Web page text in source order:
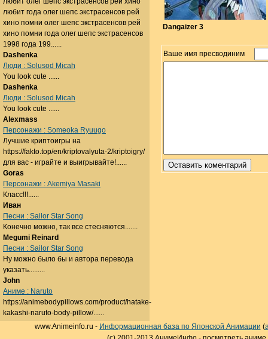
Dangaizer 3
Ваше имя пресводиним
любит года олег шепс экстрасенсов рей
хино помни олег шепс экстрасенсов рей
хино помни года олег шепс экстрасенсов
1998 года 199......
Dashenka
Люди : Solusod Micah
You look cute ......
Dashenka
Люди : Solusod Micah
You look cute ......
Alexmass
Персонажи : Someoka Ryuugo
Лучшие криптоигры на
https://fakto.top/en/kriptovalyuta-2/kriptoigry/
для вас - играйте и выигрывайте!......
Goras
Персонажи : Akemiya Masaki
Класс!!!......
Иван
Песни : Sailor Star Song
Конечно можно, так все стесняются.......
Megumi Reinard
Песни : Sailor Star Song
Ну можно было бы и автора перевода
указать.........
John
Аниме : Naruto
https://animebodypillows.com/product/hatake-
kakashi-naruto-body-pillow/......
www.Animeinfo.ru - Информационная база по Японской Анимации (